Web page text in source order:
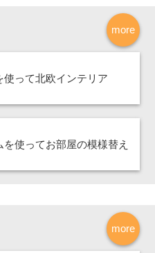
more
使って北欧インテリア
使ってお部屋の模様替え
more